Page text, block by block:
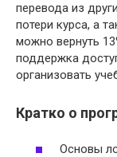
перевода из
потери курса, а
можно вернуть
поддержка
организовать
Кратко о
Основы